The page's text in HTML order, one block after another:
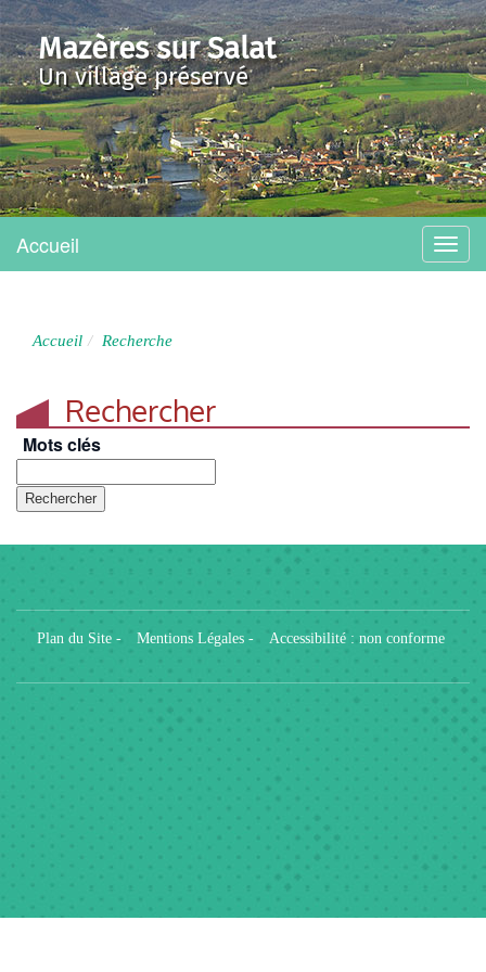
Mazères sur Salat
Un village préservé
Menu
Accueil
Accueil Recherche
Rechercher
Mots clés
Plan du Site- Mentions Légales- Accessibilité : non conforme